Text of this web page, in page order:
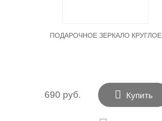
ПОДАРОЧНОЕ ЗЕРКАЛО КРУГЛОЕ
690 руб.  Купить